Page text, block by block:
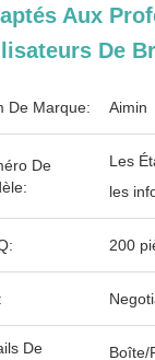
Aux
De
De Marque: Aimin
De
Les
les
200
De
Boîte/